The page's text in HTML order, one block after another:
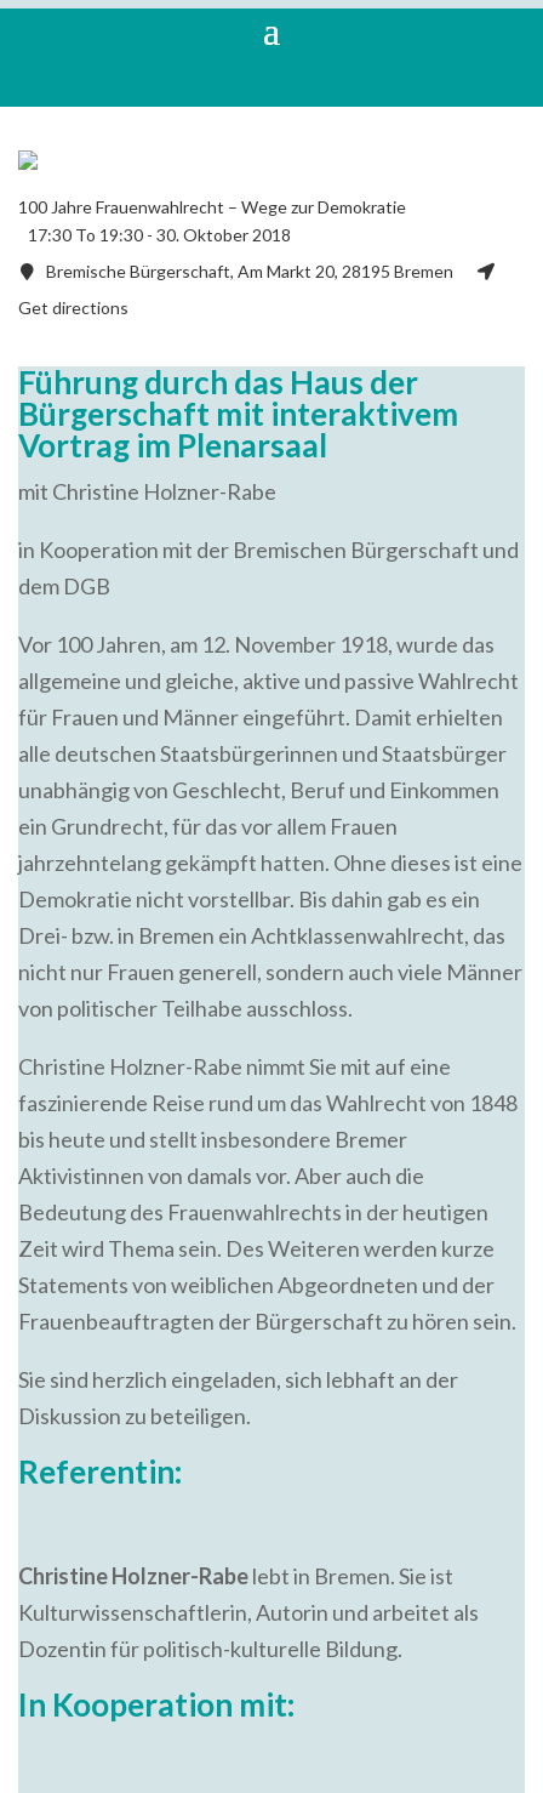
100 Jahre Frauenwahlrecht – Wege zur Demokratie
17:30 To 19:30 - 30. Oktober 2018
Bremische Bürgerschaft, Am Markt 20, 28195 Bremen
Get directions
Führung durch das Haus der
Bürgerschaft mit interaktivem
Vortrag im Plenarsaal
mit Christine Holzner-Rabe
in Kooperation mit der Bremischen Bürgerschaft und
dem DGB
Vor 100 Jahren, am 12. November 1918, wurde das
allgemeine und gleiche, aktive und passive Wahlrecht
für Frauen und Männer eingeführt. Damit erhielten
alle deutschen Staatsbürgerinnen und Staatsbürger
unabhängig von Geschlecht, Beruf und Einkommen
ein Grundrecht, für das vor allem Frauen
jahrzehntelang gekämpft hatten. Ohne dieses ist eine
Demokratie nicht vorstellbar. Bis dahin gab es ein
Drei- bzw. in Bremen ein Achtklassenwahlrecht, das
nicht nur Frauen generell, sondern auch viele Männer
von politischer Teilhabe ausschloss.
Christine Holzner-Rabe nimmt Sie mit auf eine
faszinierende Reise rund um das Wahlrecht von 1848
bis heute und stellt insbesondere Bremer
Aktivistinnen von damals vor. Aber auch die
Bedeutung des Frauenwahlrechts in der heutigen
Zeit wird Thema sein. Des Weiteren werden kurze
Statements von weiblichen Abgeordneten und der
Frauenbeauftragten der Bürgerschaft zu hören sein.
Sie sind herzlich eingeladen, sich lebhaft an der
Diskussion zu beteiligen.
Referentin:
Christine Holzner-Rabelebt in Bremen. Sie ist
Kulturwissenschaftlerin, Autorin und arbeitet als
Dozentin für politisch-kulturelle Bildung.
In Kooperation mit: